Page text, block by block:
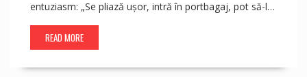
entuziasm: „Se pliază ușor, intră în portbagaj, pot să-l…
READ MORE